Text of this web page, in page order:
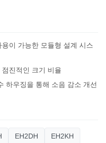
이 가능한 모듈형 설계 시스
진적인 크기 비율
하우징을 통해 소음 감소 개선
EH2DH EH2KH